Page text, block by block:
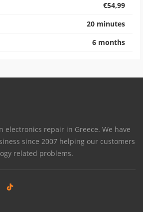
€54,99
20 minutes
6 months
electronics repair in Greece. We have
since 2007 helping our customers
related problems.